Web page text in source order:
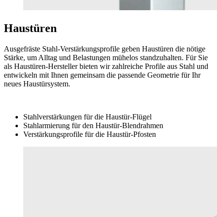
Haustüren
Ausgefräste Stahl-Verstärkungsprofile geben Haustüren die nötige
Stärke, um Alltag und Belastungen mühelos standzuhalten. Für Sie
als Haustüren-Hersteller bieten wir zahlreiche Profile aus Stahl und
entwickeln mit Ihnen gemeinsam die passende Geometrie für Ihr
neues Haustürsystem.
Stahlverstärkungen für die Haustür-Flügel
Stahlarmierung für den Haustür-Blendrahmen
Verstärkungsprofile für die Haustür-Pfosten